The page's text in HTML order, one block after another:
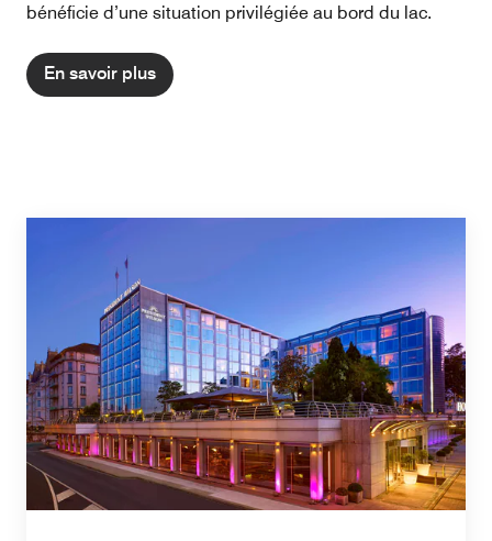
bénéficie d’une situation privilégiée au bord du lac.
En savoir plus